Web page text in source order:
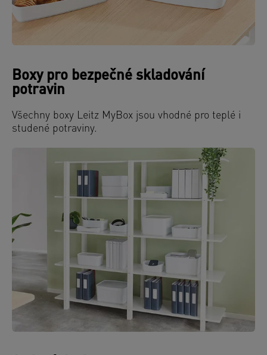
Boxy pro bezpečné skladování
potravin
Všechny boxy Leitz MyBox jsou vhodné pro teplé i
studené potraviny.